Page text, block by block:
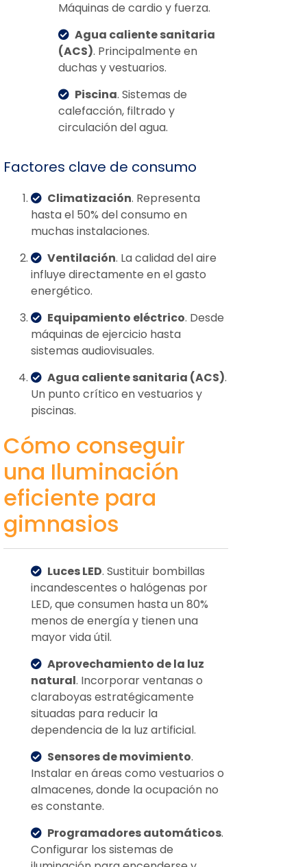
Máquinas de cardio y fuerza.
Agua caliente sanitaria
(ACS). Principalmente en
duchas y vestuarios.
Piscina. Sistemas de
calefacción, filtrado y
circulación del agua.
Factores clave de consumo
Climatización. Representa
hasta el 50% del consumo en
muchas instalaciones.
Ventilación. La calidad del aire
influye directamente en el gasto
energético.
Equipamiento eléctrico. Desde
máquinas de ejercicio hasta
sistemas audiovisuales.
Agua caliente sanitaria (ACS).
Un punto crítico en vestuarios y
piscinas.
Cómo conseguir
una Iluminación
eficiente para
gimnasios
Luces LED. Sustituir bombillas
incandescentes o halógenas por
LED, que consumen hasta un 80%
menos de energía y tienen una
mayor vida útil.
Aprovechamiento de la luz
natural. Incorporar ventanas o
claraboyas estratégicamente
situadas para reducir la
dependencia de la luz artificial.
Sensores de movimiento.
Instalar en áreas como vestuarios o
almacenes, donde la ocupación no
es constante.
Programadores automáticos.
Configurar los sistemas de